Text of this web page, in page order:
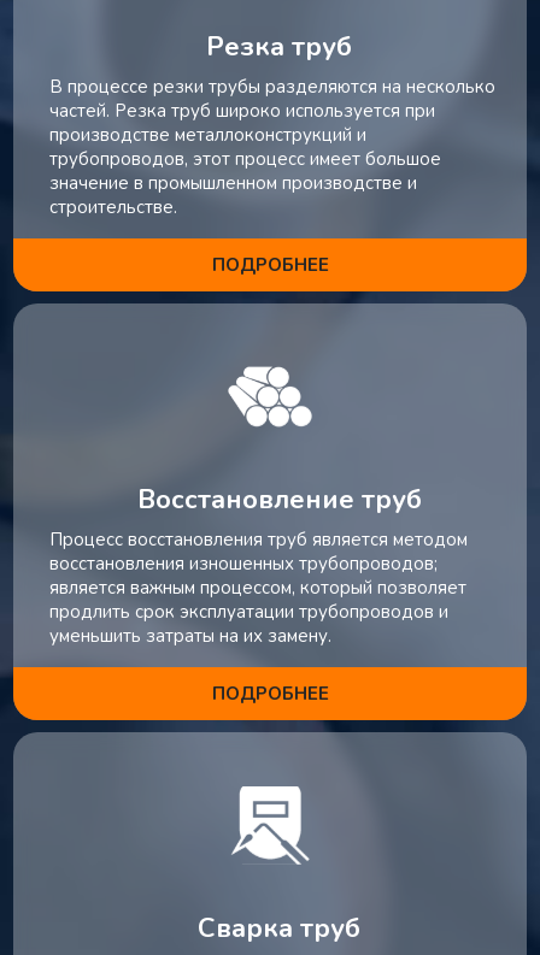
Резка труб
В процессе резки трубы разделяются на несколько
частей. Резка труб широко используется при
производстве металлоконструкций и
трубопроводов, этот процесс имеет большое
значение в промышленном производстве и
строительстве.
ПОДРОБНЕЕ
Восстановление труб
Процесс восстановления труб является методом
восстановления изношенных трубопроводов;
является важным процессом, который позволяет
продлить срок эксплуатации трубопроводов и
уменьшить затраты на их замену.
ПОДРОБНЕЕ
Сварка труб